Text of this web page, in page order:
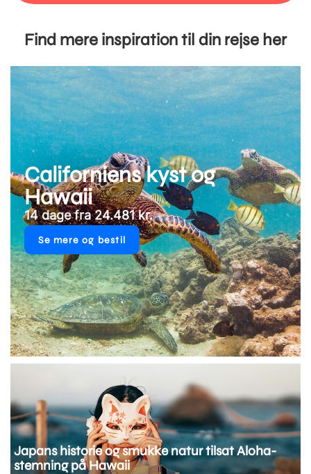
Find mere inspiration til din rejse her
Californiens kyst og
Hawaii
14 dage fra 24.481 kr.
Se mere og bestil
Japans historie og smukke natur tilsat Aloha-
stemning på Hawaii